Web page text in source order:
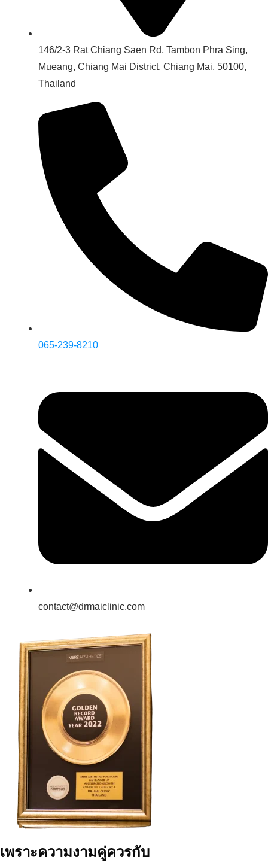
146/2-3 Rat Chiang Saen Rd, Tambon Phra Sing,
Mueang, Chiang Mai District, Chiang Mai, 50100,
Thailand
065-239-8210
contact@drmaiclinic.com
เพราะความงามคู่ควรกับ